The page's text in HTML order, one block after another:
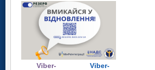
Viber-
Viber-